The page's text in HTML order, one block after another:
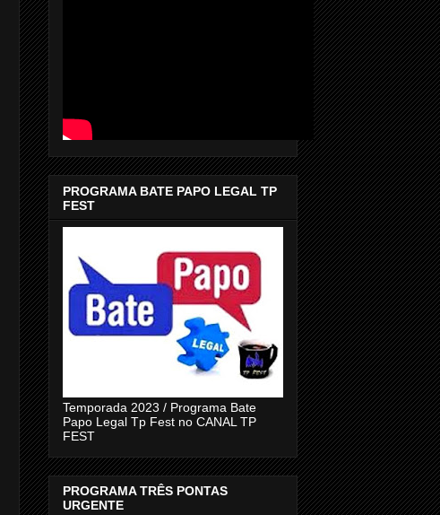
PROGRAMA BATE PAPO LEGAL TP
FEST
Temporada 2023 / Programa Bate
Papo Legal Tp Fest no CANAL TP
FEST
PROGRAMA TRÊS PONTAS
URGENTE